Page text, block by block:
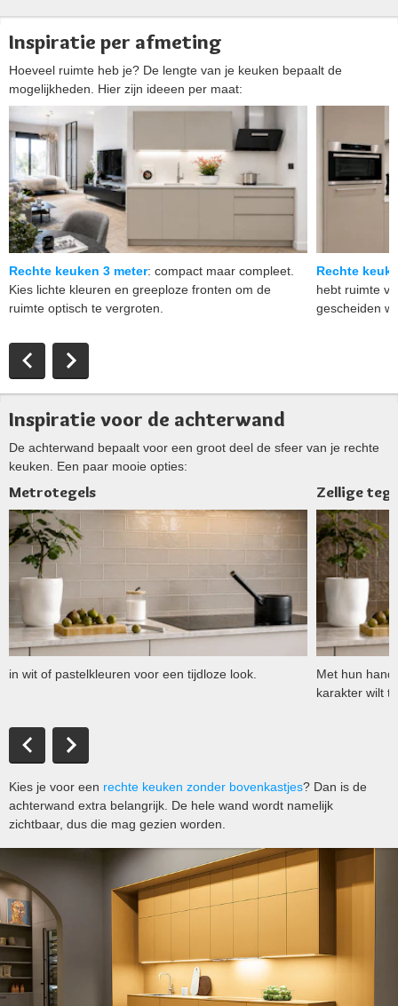
Inspiratie per afmeting
Hoeveel ruimte heb je? De lengte van je keuken bepaalt de
mogelijkheden. Hier zijn ideeen per maat:
Rechte keuken 3 meter: compact maar compleet.
Kies lichte kleuren en greeploze fronten om de
ruimte optisch te vergroten.
Rechte
hebt ruimte
gescheiden
Inspiratie voor de achterwand
De achterwand bepaalt voor een groot deel de sfeer van je rechte
keuken. Een paar mooie opties:
Metrotegels
in wit of pastelkleuren voor een tijdloze look.
Zellige
Met hun
karakter wilt
Kies je voor een rechte keuken zonder bovenkastjes? Dan is de
achterwand extra belangrijk. De hele wand wordt namelijk
zichtbaar, dus die mag gezien worden.